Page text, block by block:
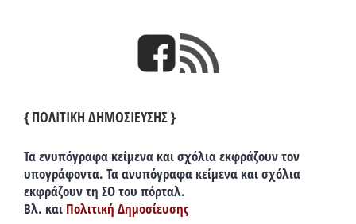
{ ΠΟΛΙΤΙΚΗ ΔΗΜΟΣΙΕΥΣΗΣ }
Τα ενυπόγραφα κείμενα και σχόλια εκφράζουν τον
υπογράφοντα. Τα ανυπόγραφα κείμενα και σχόλια
εκφράζουν τη ΣΟ του πόρταλ.
Βλ. και Πολιτική Δημοσίευσης